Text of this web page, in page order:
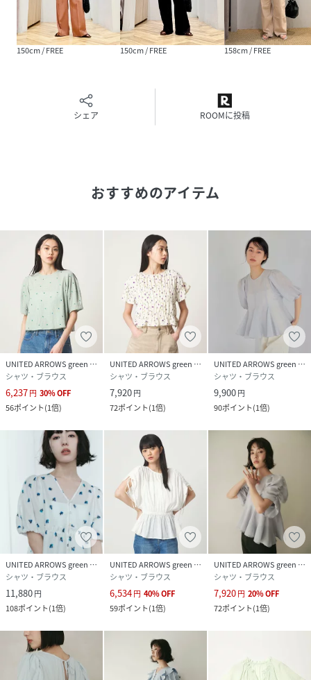
自分らしさを表現したい女性に向けたブランドです。
女性の共感を大切に、時代にフィットした新しいスタイルを
提案します。
※画像の商品はサンプルです。
※商品に「取り扱い上の注意書き」、「洗濯表示」がござい
ます場合は、使用前に必ずご確認ください。
※商品の色味の目安は、商品単体の画像をご参照ください。
ビスデスクまで下記の品名/品番をお申し付けください。
品名：EMｶｯﾄﾄﾞﾋﾞｰ2WAYBL
品番：66166000029
身長156B71W55H82着用サイズ：FREE
性別タイプ レディース
原産国 中国製
素材 ポリエステル97％ ポリウレタン3％
サイズ FREE
クリーニング
品番
RZ4936_66166000029
66166000029-61-00 RZ4936
150cm / FREE 150cm / FREE 158cm / FREE
シェア ROOMに投稿
おすすめのアイテム
UNITED ARROWS green label relaxing
シャツ・ブラウス
6,237円 30%OFF
56ポイント(1倍)
UNITED ARROWS green label relaxing
シャツ・ブラウス
7,920円
72ポイント(1倍)
UNITED ARROWS green label relaxing
シャツ・ブラウス
9,900円
90ポイント(1倍)
UNITED ARROWS green label relaxing
シャツ・ブラウス
11,880円
108ポイント(1倍)
UNITED ARROWS green label relaxing
シャツ・ブラウス
6,534円 40%OFF
59ポイント(1倍)
UNITED ARROWS green label relaxing
シャツ・ブラウス
7,920円 20%OFF
72ポイント(1倍)